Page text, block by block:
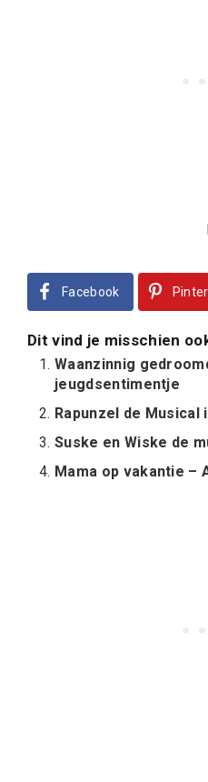
Suske en Wiske de
Mama op vakantie –